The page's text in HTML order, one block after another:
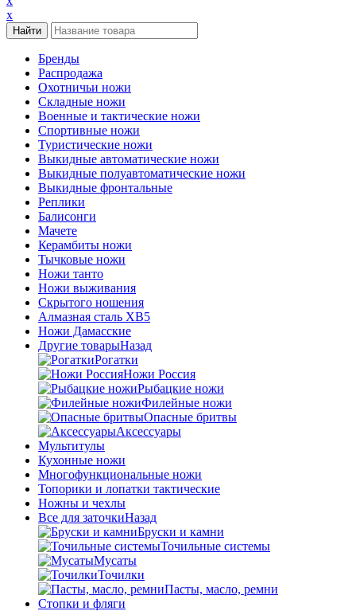
x
Бренды
Распродажа
Охотничьи ножи
Складные ножи
Военные и тактические ножи
Спортивные ножи
Туристические ножи
Выкидные автоматические ножи
Выкидные полуавтоматические ножи
Выкидные фронтальные
Реплики
Балисонги
Мачете
Керамбиты ножи
Тычковые ножи
Ножи танто
Ножи выживания
Скрытого ношения
Алмазная сталь ХВ5
Ножи Дамасские
Другие товарыНазад
Рогатки
Ножи Россия
Рыбацкие ножи
Филейные ножи
Опасные бритвы
Аксессуары
Мультитулы
Кухонные ножи
Многофункциональные ножи
Топорики и лопатки тактические
Ножны и чехлы
Все для заточкиНазад
Бруски и камни
Точильные системы
Мусаты
Точилки
Пасты, масло, ремни
Стопки и фляги